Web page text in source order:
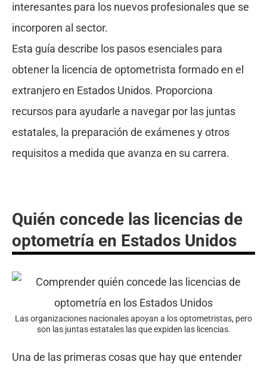
interesantes para los nuevos profesionales que se
incorporen al sector.
Esta guía describe los pasos esenciales para
obtener la licencia de optometrista formado en el
extranjero en Estados Unidos. Proporciona
recursos para ayudarle a navegar por las juntas
estatales, la preparación de exámenes y otros
requisitos a medida que avanza en su carrera.
Quién concede las licencias de
optometría en Estados Unidos
Las organizaciones nacionales apoyan a los optometristas, pero
son las juntas estatales las que expiden las licencias.
Una de las primeras cosas que hay que entender